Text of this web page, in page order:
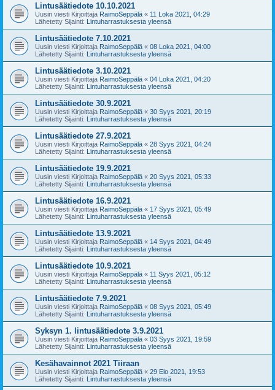
Lintusäätiedote 10.10.2021
Uusin viesti Kirjoittaja RaimoSeppälä « 11 Loka 2021, 04:29
Lähetetty Sijainti: Lintuharrastuksesta yleensä
Lintusäätiedote 7.10.2021
Uusin viesti Kirjoittaja RaimoSeppälä « 08 Loka 2021, 04:00
Lähetetty Sijainti: Lintuharrastuksesta yleensä
Lintusäätiedote 3.10.2021
Uusin viesti Kirjoittaja RaimoSeppälä « 04 Loka 2021, 04:20
Lähetetty Sijainti: Lintuharrastuksesta yleensä
Lintusäätiedote 30.9.2021
Uusin viesti Kirjoittaja RaimoSeppälä « 30 Syys 2021, 20:19
Lähetetty Sijainti: Lintuharrastuksesta yleensä
Lintusäätiedote 27.9.2021
Uusin viesti Kirjoittaja RaimoSeppälä « 28 Syys 2021, 04:24
Lähetetty Sijainti: Lintuharrastuksesta yleensä
Lintusäätiedote 19.9.2021
Uusin viesti Kirjoittaja RaimoSeppälä « 20 Syys 2021, 05:33
Lähetetty Sijainti: Lintuharrastuksesta yleensä
Lintusäätiedote 16.9.2021
Uusin viesti Kirjoittaja RaimoSeppälä « 17 Syys 2021, 05:49
Lähetetty Sijainti: Lintuharrastuksesta yleensä
Lintusäätiedote 13.9.2021
Uusin viesti Kirjoittaja RaimoSeppälä « 14 Syys 2021, 04:49
Lähetetty Sijainti: Lintuharrastuksesta yleensä
Lintusäätiedote 10.9.2021
Uusin viesti Kirjoittaja RaimoSeppälä « 11 Syys 2021, 05:12
Lähetetty Sijainti: Lintuharrastuksesta yleensä
Lintusäätiedote 7.9.2021
Uusin viesti Kirjoittaja RaimoSeppälä « 08 Syys 2021, 05:49
Lähetetty Sijainti: Lintuharrastuksesta yleensä
Syksyn 1. lintusäätiedote 3.9.2021
Uusin viesti Kirjoittaja RaimoSeppälä « 03 Syys 2021, 19:59
Lähetetty Sijainti: Lintuharrastuksesta yleensä
Kesähavainnot 2021 Tiiraan
Uusin viesti Kirjoittaja RaimoSeppälä « 29 Elo 2021, 19:53
Lähetetty Sijainti: Lintuharrastuksesta yleensä